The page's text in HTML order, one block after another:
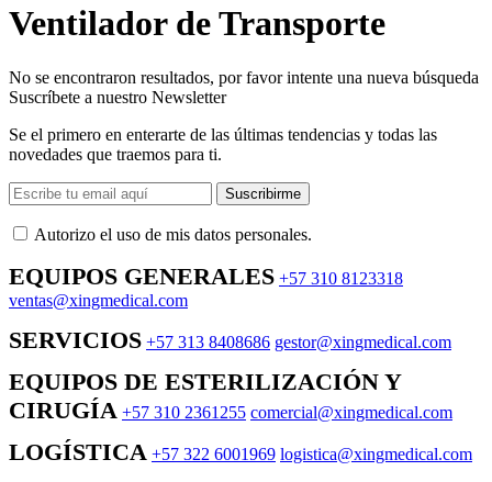
Ventilador de Transporte
No se encontraron resultados, por favor intente una nueva búsqueda
Suscríbete a nuestro Newsletter
Se el primero en enterarte de las últimas tendencias y todas las
novedades que traemos para ti.
Suscribirme
Autorizo ​​el uso de mis datos personales.
EQUIPOS GENERALES +57 310 8123318
ventas@xingmedical.com
SERVICIOS +57 313 8408686 gestor@xingmedical.com
EQUIPOS DE ESTERILIZACIÓN Y
CIRUGÍA +57 310 2361255 comercial@xingmedical.com
LOGÍSTICA +57 322 6001969 logistica@xingmedical.com